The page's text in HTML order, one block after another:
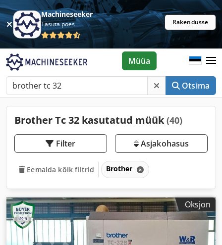
Machineseeker
Tasuta poes Rakendusse
Otsima
Müüa
Brother Tc 32 kasutatud müük (40)
Filter Asjakohasus
Eemalda kõik filtrid Brother
Oksjon